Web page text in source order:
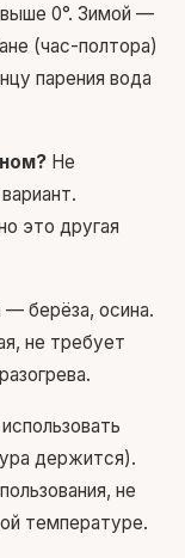
0°. Зимой —
(час-полтора)
парения вода
Не
это другая
берёза, осина.
не требует
держится).
не
температуре.